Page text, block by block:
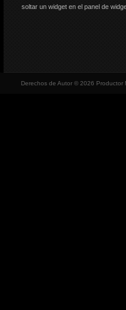
soltar un widget en el panel de
Derechos de Autor © 2026 Productor